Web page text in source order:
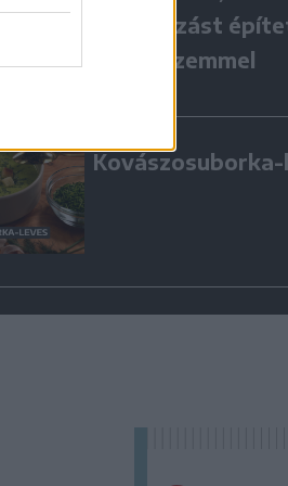
vállalkozást
Gazdaszemmel
Kovászosuborka-